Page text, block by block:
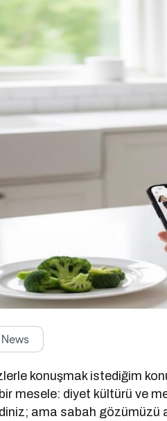
konuşmak istediğim
mesele: diyet kültürü ve
ama sabah gözümüzü